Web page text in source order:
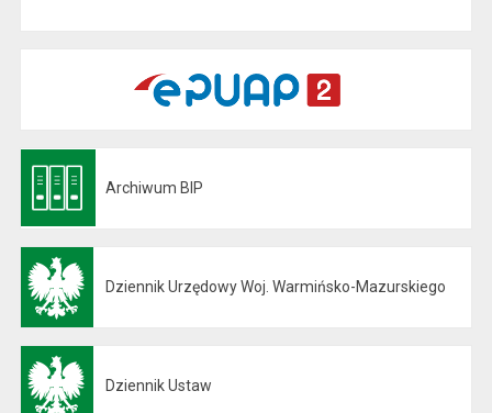
Archiwum BIP
Dziennik Urzędowy Woj. Warmińsko-Mazurskiego
Dziennik Ustaw